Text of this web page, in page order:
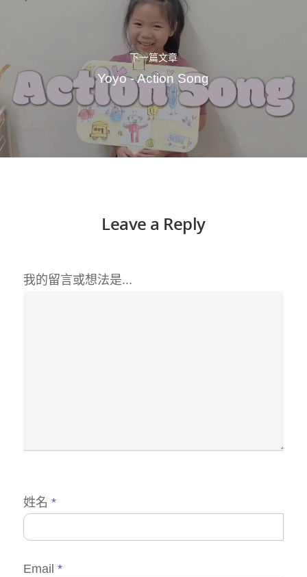
下一篇文章
Yoyo - Action Song
Leave a Reply
我的留言或想法是...
姓名 *
Email *